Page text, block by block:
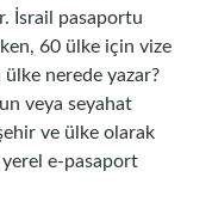
İsrail pasaportu
60 ülke için vize
nerede yazar?
veya seyahat
ve ülke olarak
e-pasaport